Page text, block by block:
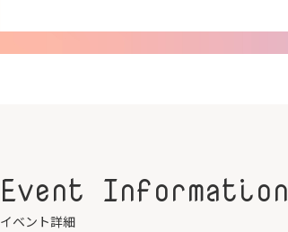
Event Information
イベント詳細